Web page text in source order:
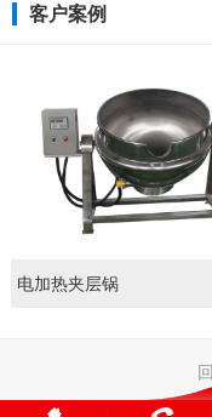
客户案例
电加热夹层锅